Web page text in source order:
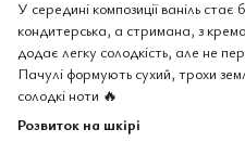
У середині композиції ваніль
кондитерська, а стримана, з
додає легку солодкість, але не
Пачулі формують сухий, трохи
солодкі ноти 🔥
Розвиток на шкірі